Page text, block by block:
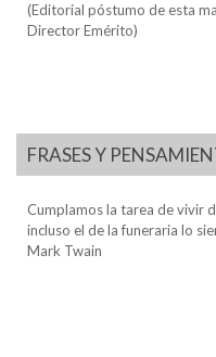
(Editorial póstumo de esta
Director Emérito)
FRASES Y
Cumplamos la tarea de vivir
incluso el de la funeraria lo
Mark Twain